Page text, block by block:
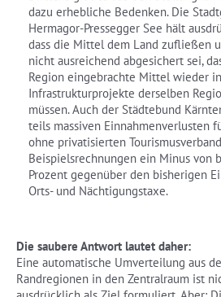
dazu erhebliche Bedenken. Die
Hermagor-Pressegger See hält
dass die Mittel dem Land zufließen
nicht ausreichend abgesichert sei,
Region eingebrachte Mittel wieder in
Infrastrukturprojekte derselben
müssen. Auch der Städtebund
teils massiven Einnahmenverlusten
ohne privatisierten
Beispielsrechnungen ein Minus von
Prozent gegenüber den bisherigen
Orts- und Nächtigungstaxe.
Die saubere Antwort lautet daher:
Eine automatische Umverteilung aus
Randregionen in den Zentralraum ist